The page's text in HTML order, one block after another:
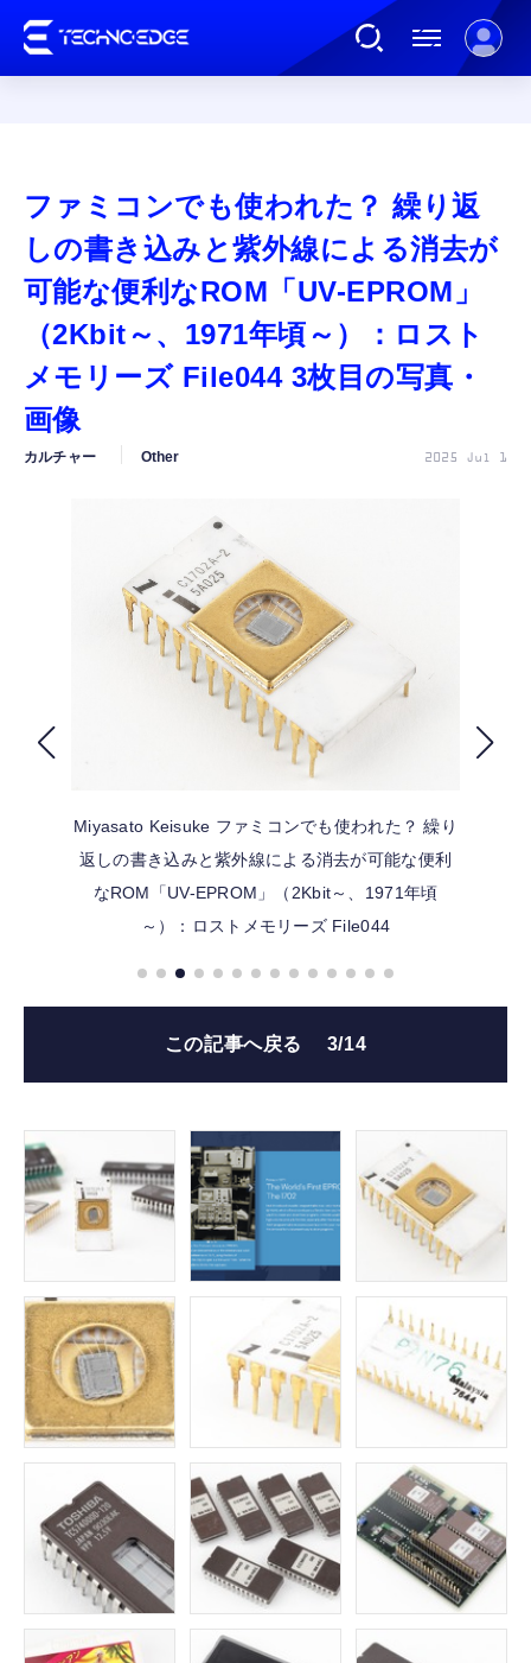
AI
ガジェット
ゲーム
公式ストア
FOLLOW US
ファミコンでも使われた？ 繰り返
しの書き込みと紫外線による消去が
可能な便利なROM「UV-EPROM」
（2Kbit～、1971年頃～）：ロスト
メモリーズ File044 3枚目の写真・
画像
カルチャー Other 2025 Jul 1
Miyasato Keisuke ファミコンでも使われた？ 繰り
返しの書き込みと紫外線による消去が可能な便利
なROM「UV-EPROM」（2Kbit～、1971年頃
～）：ロストメモリーズ File044
この記事へ戻る 3/14